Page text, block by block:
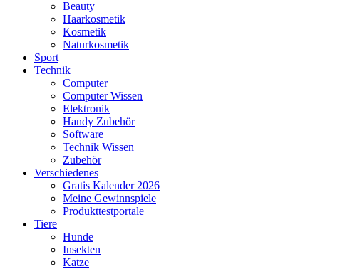
Beauty
Haarkosmetik
Kosmetik
Naturkosmetik
Sport
Technik
Computer
Computer Wissen
Elektronik
Handy Zubehör
Software
Technik Wissen
Zubehör
Verschiedenes
Gratis Kalender 2026
Meine Gewinnspiele
Produkttestportale
Tiere
Hunde
Insekten
Katze